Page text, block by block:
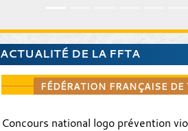
ACTUALITÉ DE LA FFTA
FÉDÉRATION FRANÇAISE DE
Concours national logo prévention